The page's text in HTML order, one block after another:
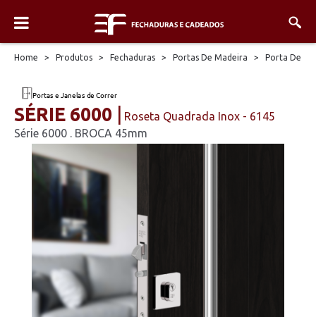
Home > Produtos > Fechaduras > Portas De Madeira > Porta De
SÉRIE 6000
Roseta Quadrada Inox - 6145
Série 6000 . BROCA 45mm